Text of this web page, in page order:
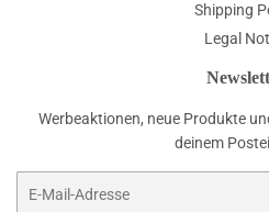
Shipping
Legal
Werbeaktionen, neue Produkte
deinem